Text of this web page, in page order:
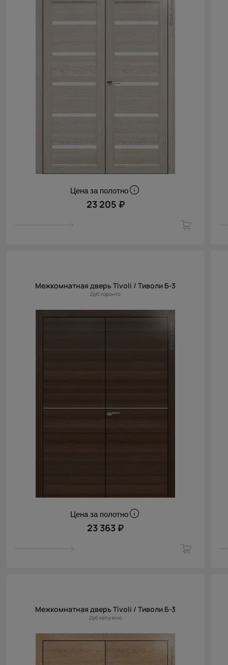
Цена за полотно
23 205 ₽
Межкомнатная дверь Tivoli / Тиволи Б-3
Дуб торонто
Цена за полотно
23 363 ₽
Межкомнатная дверь Tivoli / Тиволи Б-3
Дуб капучино